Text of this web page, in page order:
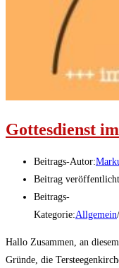
Gottesdienst
Beitrags-Autor:
Beitrag
Beitrags-
Kategorie:Allgemein/
Hallo Zusammen, an
Gründe, die